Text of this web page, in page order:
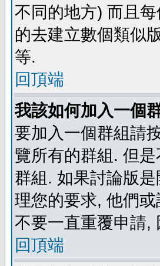
不同的地方) 而且
的去建立數個類似
等.
回頂端
我該如何加入一個
要加入一個群組請
覽所有的群組. 但
群組. 如果討論版
理您的要求, 他們
不要一直重覆申請,
回頂端